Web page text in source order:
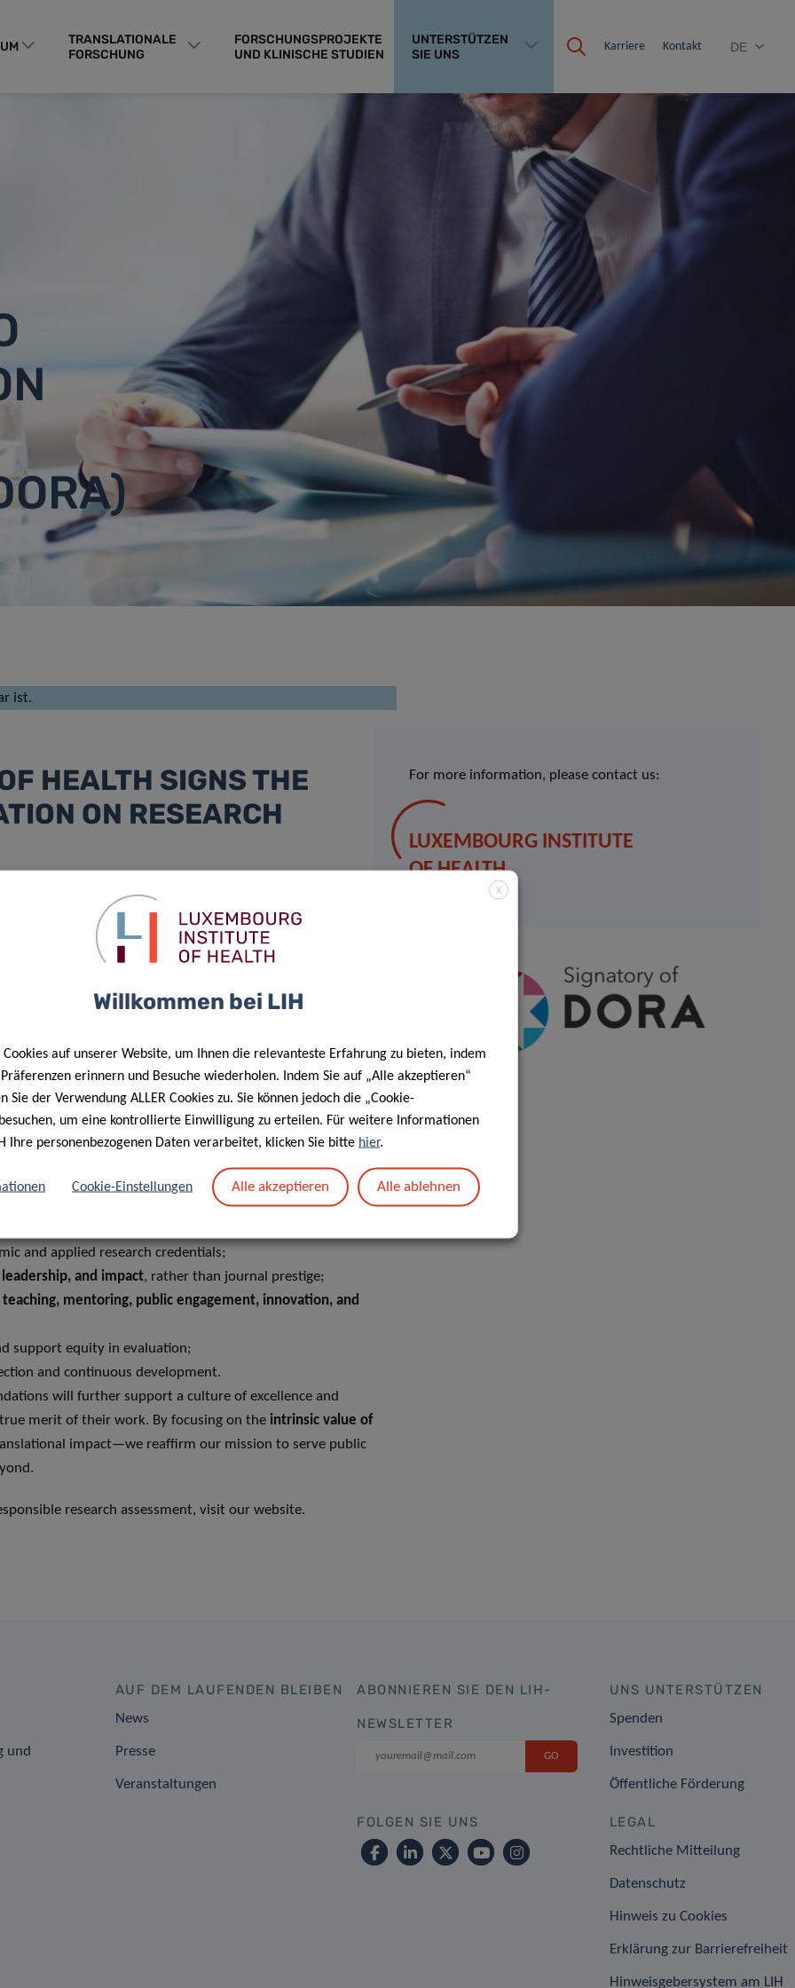
TRANSLATIONALE
FORSCHUNG
FORSCHUNGSPROJEKTE
UND KLINISCHE STUDIEN
UNTERSTÜTZEN
SIE UNS
Karriere Kontakt DE
ist.
HEALTH SIGNS THE
ON RESEARCH
its endorsement of the
to advancing responsible, transparent, and
of scientific innovation in population health, oncology,
public health through cutting-edge, translational
values of scientific integrity, research excellence, and
such as impact factors, and toward a more
performance. This commitment is already embedded in
which provides group leaders with structured, stable
accountability and long-term sustainability.
is built upon:
and applied research credentials;
and impact, rather than journal prestige;
teaching, mentoring, public engagement, innovation, and
support equity in evaluation;
and continuous development.
will further support a culture of excellence and
merit of their work. By focusing on the intrinsic value of
impact—we reaffirm our mission to serve public
research assessment, visit our website.
For more information, please contact us:
LUXEMBOURG INSTITUTE
OF HEALTH
und
AUF DEM LAUFENDEN BLEIBEN
News
Presse
Veranstaltungen
ABONNIEREN SIE DEN LIH-
NEWSLETTER
FOLGEN SIE UNS
UNS UNTERSTÜTZEN
Spenden
Investition
Öffentliche Förderung
LEGAL
Rechtliche Mitteilung
Datenschutz
Hinweis zu Cookies
Erklärung zur Barrierefreiheit
Hinweisgebersystem am LIH
X
Willkommen bei LIH
auf unserer Website, um Ihnen die relevanteste Erfahrung zu bieten, indem
erinnern und Besuche wiederholen. Indem Sie auf „Alle akzeptieren“
Sie der Verwendung ALLER Cookies zu. Sie können jedoch die „Cookie-
um eine kontrollierte Einwilligung zu erteilen. Für weitere Informationen
Ihre personenbezogenen Daten verarbeitet, klicken Sie bitte hier.
Cookie-Einstellungen Alle akzeptieren Alle ablehnen